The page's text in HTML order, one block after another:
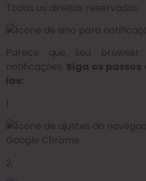
Todos os direitos reservados
Parece que seu
notificações. Siga os
las:
1.
Google Chrome
2.